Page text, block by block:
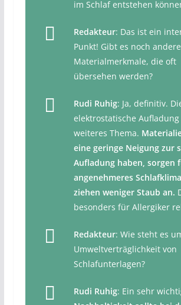
im Schlaf entstehen
Redakteur: Das ist ein
Punkt! Gibt es noch andere
Materialmerkmale, die oft
übersehen werden?
Rudi Ruhig: Ja, definitiv.
elektrostatische
weiteres Thema.
eine geringe Neigung zur
Aufladung haben, sorgen
angenehmeres
ziehen weniger Staub an.
besonders für Allergiker
Redakteur: Wie steht es
Umweltverträglichkeit von
Schlafunterlagen?
Rudi Ruhig: Ein sehr